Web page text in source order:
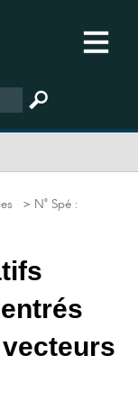
> N° Spé :